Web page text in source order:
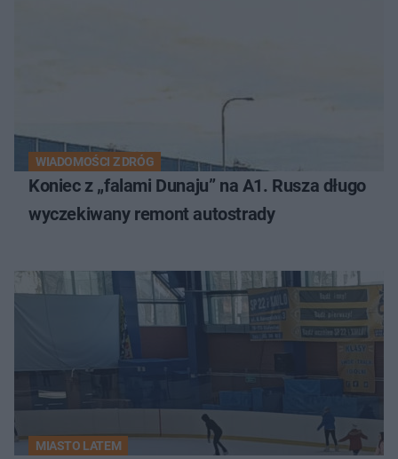
WIADOMOŚCI Z DRÓG
Koniec z „falami Dunaju” na A1. Rusza długo
wyczekiwany remont autostrady
MIASTO LATEM